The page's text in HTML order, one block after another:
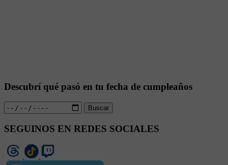
Descubrí qué pasó en tu fecha de cumpleaños
Buscar
SEGUINOS EN REDES SOCIALES